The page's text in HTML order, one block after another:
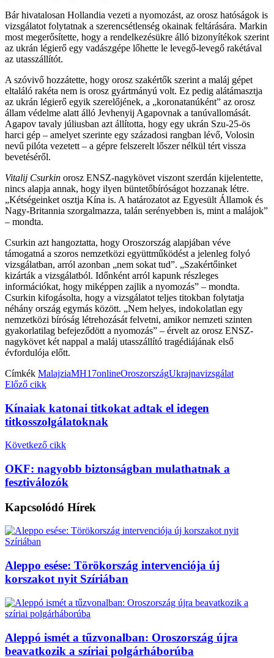
Bár hivatalosan Hollandia vezeti a nyomozást, az orosz hatóságok is
vizsgálatot folytatnak a szerencsétlenség okainak feltárására. Markin
most megerősítette, hogy a rendelkezésükre álló bizonyítékok szerint
az ukrán légierő egy vadászgépe lőhette le levegő-levegő rakétával
az utasszállítót.
A szóvivő hozzátette, hogy orosz szakértők szerint a maláj gépet
eltaláló rakéta nem is orosz gyártmányú volt. Ez pedig alátámasztja
az ukrán légierő egyik szerelőjének, a „koronatanúként” az orosz
állam védelme alatt álló Jevhenyij Agapovnak a tanúvallomását.
Agapov tavaly júliusban azt állította, hogy egy ukrán Szu-25-ös
harci gép – amelyet szerinte egy századosi rangban lévő, Volosin
nevű pilóta vezetett – a gépre felszerelt lőszer nélkül tért vissza
bevetéséről.
Vitalij Csurkin orosz ENSZ-nagykövet viszont szerdán kijelentette,
nincs alapja annak, hogy ilyen büntetőbíróságot hozzanak létre.
„Kétségeinket osztja Kína is. A határozatot az Egyesült Államok és
Nagy-Britannia szorgalmazza, talán serényebben is, mint a malájok”
– mondta.
Csurkin azt hangoztatta, hogy Oroszország alapjában véve
támogatná a szoros nemzetközi együttműködést a jelenleg folyó
vizsgálatban, arról azonban „nem sokat tud”. „Szakértőinket
kizárták a vizsgálatból. Időnként arról kapunk részleges
információkat, hogy miképpen zajlik a nyomozás” – mondta.
Csurkin kifogásolta, hogy a vizsgálatot teljes titokban folytatja
néhány ország egymás között. „Nem helyes, indokolatlan egy
nemzetközi bíróság létrehozását felvetni, amikor nemzeti szinten
gyakorlatilag befejeződött a nyomozás” – érvelt az orosz ENSZ-
nagykövet két nappal a maláj utasszállító tragédiájának első
évfordulója előtt.
Címkék MalajziaMH17onlineOroszországUkrajnavizsgálat
Előző cikk
Kínaiak katonai titkokat adtak el idegen
titkosszolgálatoknak
Következő cikk
OKF: nagyobb biztonságban mulathatnak a
fesztiválozók
Kapcsolódó Hírek
Aleppo esése: Törökország intervenciója új
korszakot nyit Szíriában
Aleppó ismét a tűzvonalban: Oroszország újra
beavatkozik a szíriai polgárháborúba